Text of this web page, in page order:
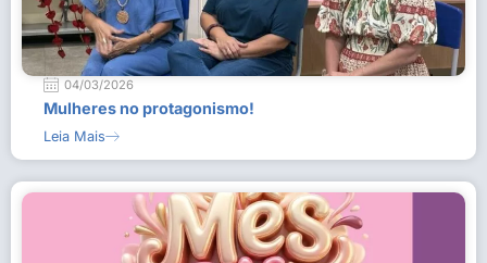
04/03/2026
Mulheres no protagonismo!
Leia Mais